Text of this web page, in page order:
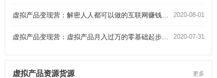
2020-08-01
虚拟产品变现营：解密人人都可以做的互联网赚钱项目之虚拟产品运营赚钱
2020-07-31
虚拟产品变现营：虚拟产品月入过万的零基础起步赚钱玩法
虚拟产品资源货源 更多